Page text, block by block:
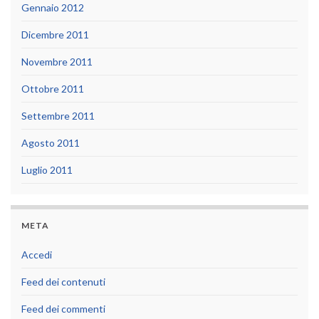
Gennaio 2012
Dicembre 2011
Novembre 2011
Ottobre 2011
Settembre 2011
Agosto 2011
Luglio 2011
META
Accedi
Feed dei contenuti
Feed dei commenti